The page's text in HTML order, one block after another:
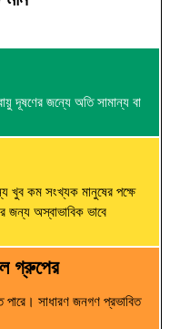
দূষণের জন্যে অতি সামান্য বা
খুব কম সংখ্যক মানুষের পক্ষে
জন্য অস্বাভাবিক ভাবে
গ্রুপের
পারে। সাধারণ জনগণ প্রভাবিত